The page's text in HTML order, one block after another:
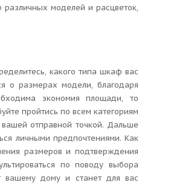
моделей и расцветок,
какого типа шкаф вас
о размерах модели, благодаря
экономия площади, то
пройтись по всем категориям
отправной точкой. Дальше
личными предпочтениями. Как
размеров и подтверждения
по поводу выбора
вашему дому и станет для вас